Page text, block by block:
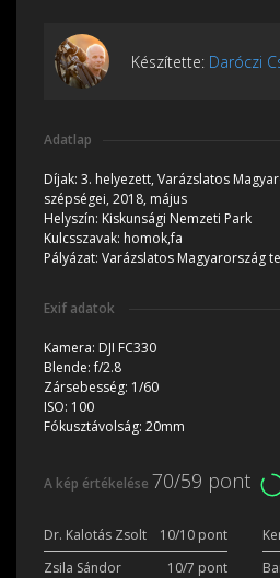
Készítette: Daróczi
Adatlap
Díjak: 3. helyezett, Varázslatos
szépségei, 2018, május
Helyszín: Kiskunsági Nemzeti Park
Kulcsszavak: homok,fa
Pályázat: Varázslatos Magyarország
Exif adatok
Kamera: DJI FC330
Blende:f/2.8
Zársebesség: 1/60
ISO: 100
Fókusztávolság: 20mm
A kép értékelése 70/59 pont
Dr. Kalotás Zsolt 10/10 pont
Zsila Sándor
10/7 pont